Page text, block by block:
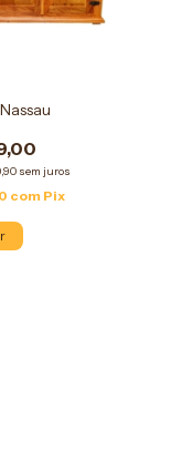
sem juros
com Pix